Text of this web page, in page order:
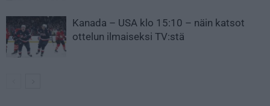
Kanada – USA klo 15:10 – näin katsot
ottelun ilmaiseksi TV:stä